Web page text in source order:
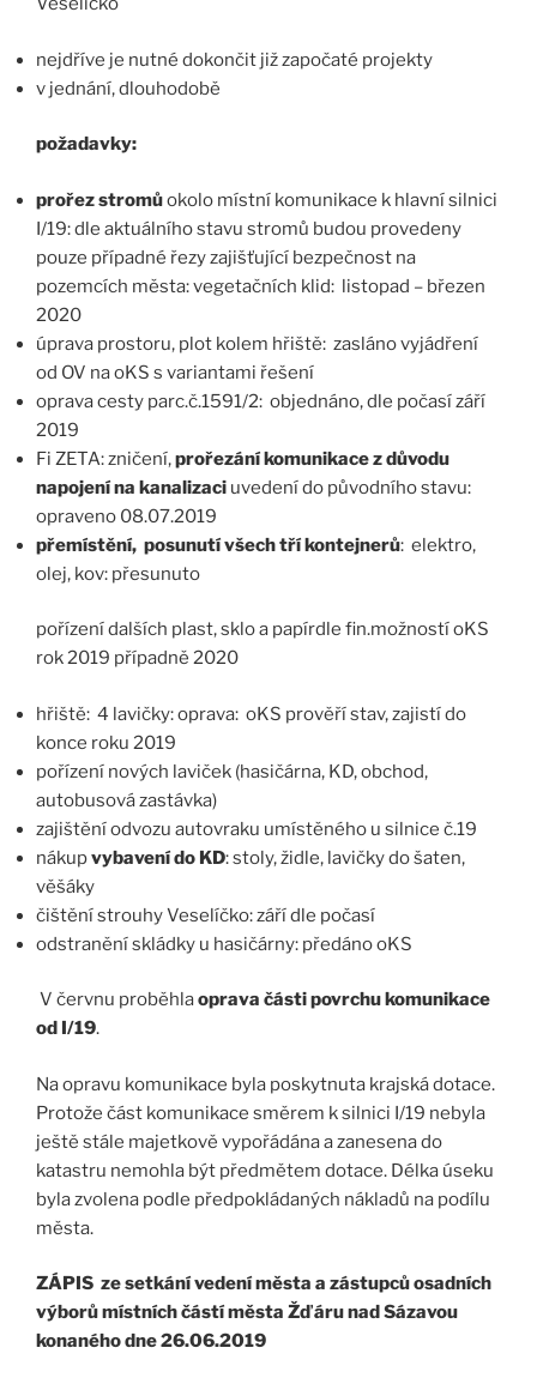
nejdříve je nutné dokončit již započaté projekty
v jednání, dlouhodobě
požadavky:
prořez stromůokolo místní komunikace k hlavní silnici
I/19: dle aktuálního stavu stromů budou provedeny
pouze případné řezy zajišťující bezpečnost na
pozemcích města: vegetačních klid: listopad – březen
2020
úprava prostoru, plot kolem hřiště: zasláno vyjádření
od OV na oKS s variantami řešení
oprava cesty parc.č.1591/2: objednáno, dle počasí září
2019
Fi ZETA: zničení,prořezání komunikace z důvodu
napojení na kanalizaci uvedení do původního stavu:
opraveno 08.07.2019
přemístění, posunutí všech tří kontejnerů: elektro,
olej, kov: přesunuto
pořízení dalších plast, sklo a papírdle fin.možností oKS
rok 2019 případně 2020
hřiště: 4 lavičky: oprava: oKS prověří stav, zajistí do
konce roku 2019
pořízení nových laviček (hasičárna, KD, obchod,
autobusová zastávka)
zajištění odvozu autovraku umístěného u silnice č.19
nákupvybavení do KD: stoly, židle, lavičky do šaten,
věšáky
čištění strouhy Veselíčko: září dle počasí
odstranění skládky u hasičárny: předáno oKS
V červnu proběhlaoprava části povrchu komunikace
od I/19.
Na opravu komunikace byla poskytnuta krajská dotace.
Protože část komunikace směrem k silnici I/19 nebyla
ještě stále majetkově vypořádána a zanesena do
katastru nemohla být předmětem dotace. Délka úseku
byla zvolena podle předpokládaných nákladů na podílu
města.
ZÁPIS ze setkání vedení města a zástupců osadních
výborů místních částí města Žďáru nad Sázavou
konaného dne 26.06.2019